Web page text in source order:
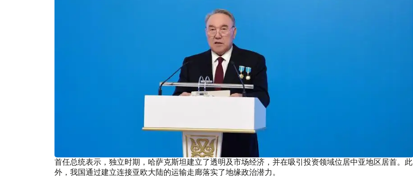
首任总统表示，独立时期，哈萨克斯坦建立了透明及市场经济，并在吸引投资领域位居中亚地区居首。此
外，我国通过建立连接亚欧大陆的运输走廊落实了地缘政治潜力。